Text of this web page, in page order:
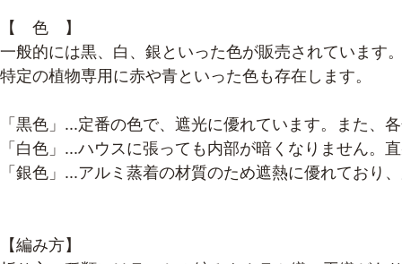
【 色 】
一般的には黒、白、銀といった色が販売されています
特定の植物専用に赤や青といった色も存在します。
「黒色」...定番の色で、遮光に優れています。また、
「白色」...ハウスに張っても内部が暗くなりません
「銀色」...アルミ蒸着の材質のため遮熱に優れており
【編み方】